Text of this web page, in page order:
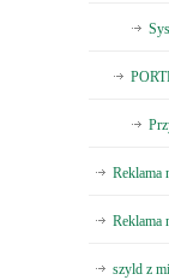
Reklama
Reklama
szyld z